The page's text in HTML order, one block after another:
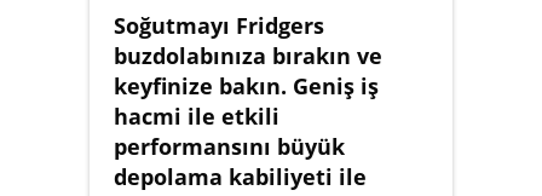
Soğutmayı Fridgers
buzdolabınıza bırakın ve
keyfinize bakın. Geniş iş
hacmi ile etkili
performansını büyük
depolama kabiliyeti ile